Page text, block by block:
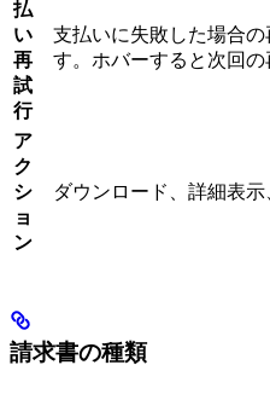
払
い
再
試
行
支払いに失敗した場合の
す。ホバーすると次回の
ア
ク
シ
ョ
ン
ダウンロード、詳細表示
請求書の種類